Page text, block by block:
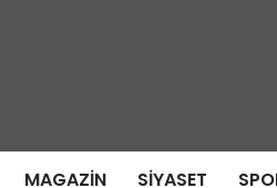
MAGAZIN SIYASET